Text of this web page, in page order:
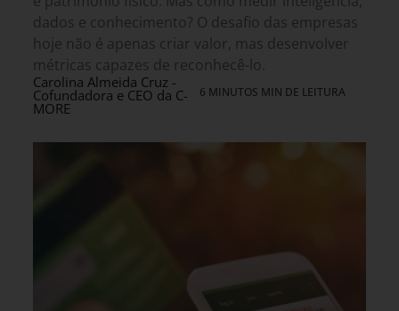
dados e conhecimento? O desafio das empresas
hoje não é apenas criar valor, mas desenvolver
métricas capazes de reconhecê-lo.
Carolina Almeida Cruz -
Cofundadora e CEO da C-
MORE
6 MINUTOS MIN DE LEITURA